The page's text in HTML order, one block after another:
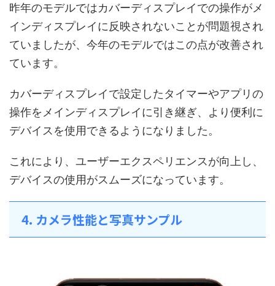
昨年のモデルではカバーディスプレイでの操作がメ
インディスプレイに反映されないことが問題視され
ていましたが、今年のモデルではこの点が改善され
ています。
カバーディスプレイで設定したタイマーやアプリの
操作をメインディスプレイに引き継ぎ、より便利に
デバイスを使用できるようになりました。
これにより、ユーザーエクスペリエンスが向上し、
デバイスの使用がスムーズになっています。
4. カメラ性能と写真サンプル